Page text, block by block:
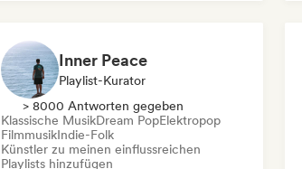
Inner Peace
Playlist-Kurator
> 8000 Antworten gegeben
Klassische MusikDream PopElektropop
FilmmusikIndie-Folk
Künstler zu meinen einflussreichen
Playlists hinzufügen